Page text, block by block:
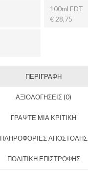
100ml EDT
€ 28,75
ΠΕΡΙΓΡΑΦΉ
ΑΞΙΟΛΟΓΉΣΕΙΣ (0)
ΓΡΑΨΤΕ ΜΙΑ ΚΡΙΤΙΚΗ
ΠΛΗΡΟΦΟΡΙΕΣ ΑΠΟΣΤΟΛΗΣ
ΠΟΛΙΤΙΚΗ ΕΠΙΣΤΡΟΦΗΣ